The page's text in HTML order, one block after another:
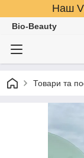
Наш
Bio-Beauty
Товари та